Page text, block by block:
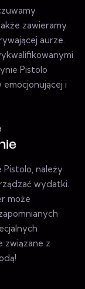
zawieramy
aurze.
Pistolo
emocjonującej i
Pistolo, należy
wydatki.
może
związane z